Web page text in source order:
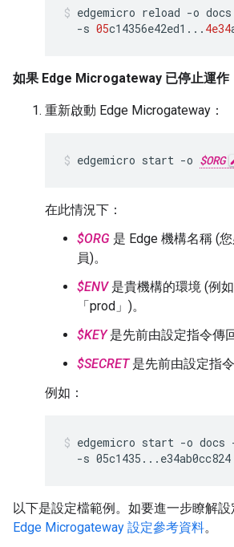
edgemicro reload -o docs
-s 05c14356e42ed1 ... 4e34
如果 Edge Microgateway 已停止運作
重新啟動 Edge Microgateway：
edgemicro start -o $ORG
在此情況下：
$ORG 是 Edge 機構名稱 (
員)。
$ENV是貴機構的環境 (例
「prod」)。
$KEY是先前由設定指令傳
$SECRET是先前由設定指令
例如：
edgemicro start -o docs
  -s 05c1435...e34ab0cc824
以下是設定檔範例。如要進一步瞭解
Edge Microgateway 設定參考資料。